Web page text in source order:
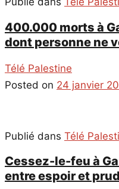
400.000 morts à
dont personne ne
Télé Palestine
Posted on 24 janvier
Publié dans Télé
Cessez-le-feu à
entre espoir et